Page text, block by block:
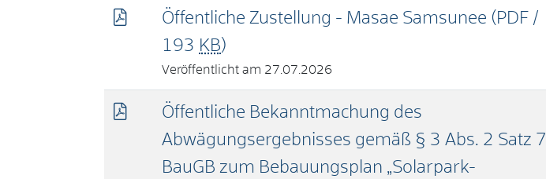
Öffentliche Zustellung - Masae Samsunee (PDF /
193 KB)
27.07.2026
Öffentliche Bekanntmachung des
Abwägungsergebnisses gemäß § 3 Abs. 2 Satz 7
BauGB zum Bebauungsplan „Solarpark-